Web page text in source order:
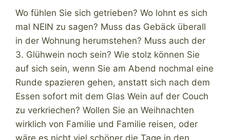
Wo fühlen Sie sich getrieben? Wo lohnt es sich
mal NEIN zu sagen? Muss das Gebäck überall
in der Wohnung herumstehen? Muss auch der
3. Glühwein noch sein? Wie stolz können Sie
auf sich sein, wenn Sie am Abend nochmal eine
Runde spazieren gehen, anstatt sich nach dem
Essen sofort mit dem Glas Wein auf der Couch
zu verkriechen? Wollen Sie an Weihnachten
wirklich von Familie und Familie reisen, oder
wäre es nicht viel schöner die Tage in den